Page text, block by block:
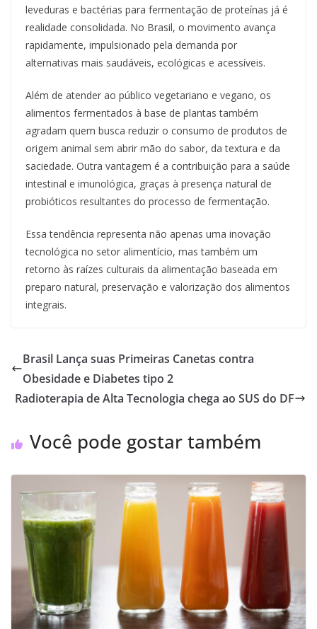
leveduras e bactérias para fermentação de proteínas já é
realidade consolidada. No Brasil, o movimento avança
rapidamente, impulsionado pela demanda por
alternativas mais saudáveis, ecológicas e acessíveis.
Além de atender ao público vegetariano e vegano, os
alimentos fermentados à base de plantas também
agradam quem busca reduzir o consumo de produtos de
origem animal sem abrir mão do sabor, da textura e da
saciedade. Outra vantagem é a contribuição para a saúde
intestinal e imunológica, graças à presença natural de
probióticos resultantes do processo de fermentação.
Essa tendência representa não apenas uma inovação
tecnológica no setor alimentício, mas também um
retorno às raízes culturais da alimentação baseada em
preparo natural, preservação e valorização dos alimentos
integrais.
Brasil Lança suas Primeiras Canetas contra
Obesidade e Diabetes tipo 2
Radioterapia de Alta Tecnologia chega ao SUS do DF
Você pode gostar também